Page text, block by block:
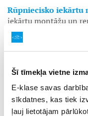
Šī tīmekļa vietne
E-klase savas
sīkdatnes, kas tiek
ļauj lietotājam
Rūpniecisko iekārtu
iekārtu montāžu un
Pārtikas kvalitātes
pārtikas produktu
-Pārtikas speciālists
-Pārtikas kvalitātes